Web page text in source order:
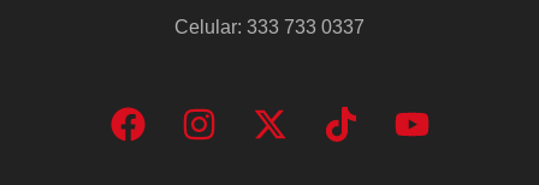
Celular: 333 733 0337